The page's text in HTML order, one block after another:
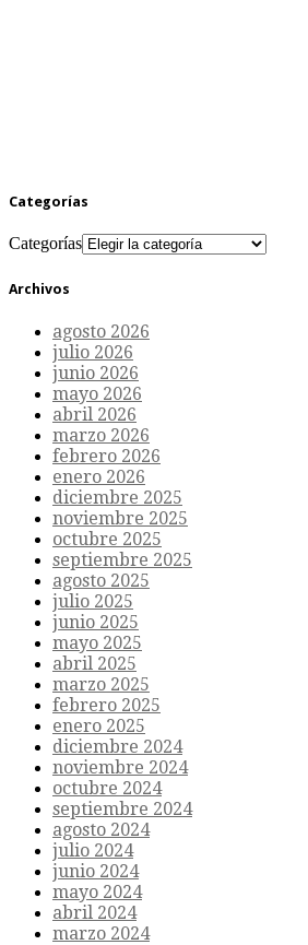
Categorías
Categorías
Archivos
agosto 2026
julio 2026
junio 2026
mayo 2026
abril 2026
marzo 2026
febrero 2026
enero 2026
diciembre 2025
noviembre 2025
octubre 2025
septiembre 2025
agosto 2025
julio 2025
junio 2025
mayo 2025
abril 2025
marzo 2025
febrero 2025
enero 2025
diciembre 2024
noviembre 2024
octubre 2024
septiembre 2024
agosto 2024
julio 2024
junio 2024
mayo 2024
abril 2024
marzo 2024